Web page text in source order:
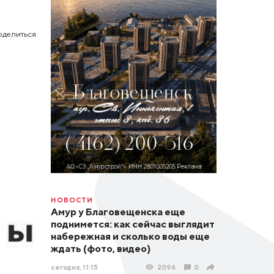
НОВОСТИ
Амур у Благовещенска еще
поднимется: как сейчас выглядит
набережная и сколько воды еще
ждать (фото, видео)
сегодня, 11:15 2094 0